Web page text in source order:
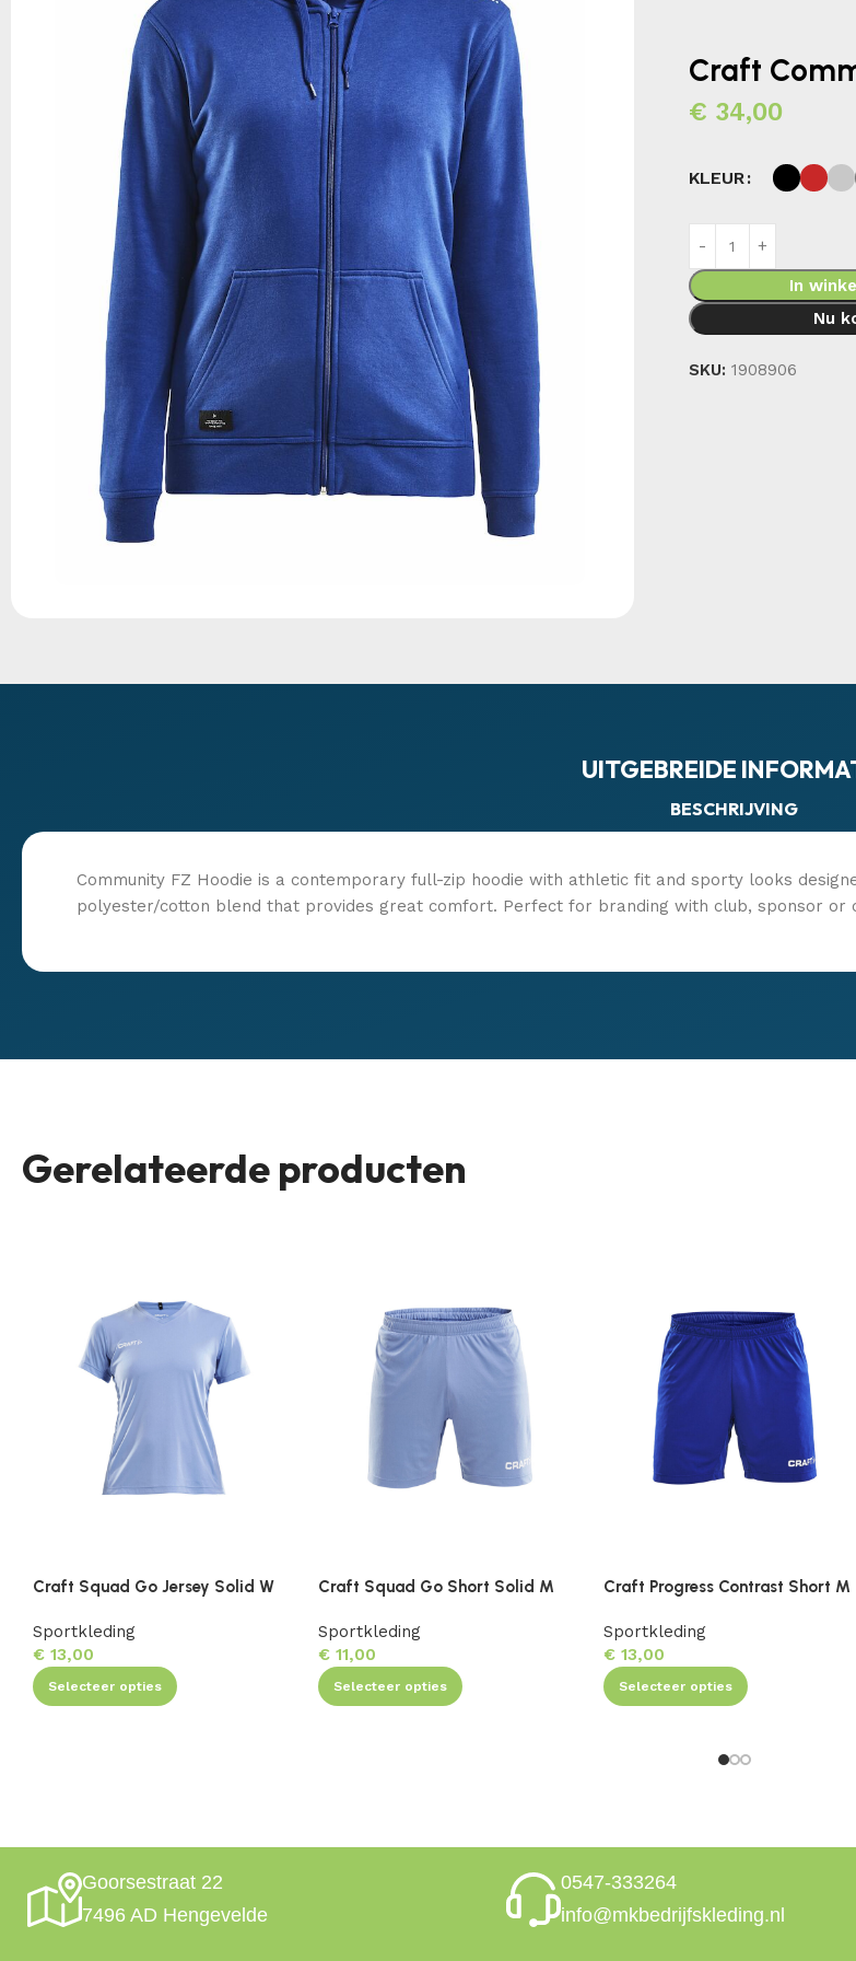
Craft
€ 34,00
KLEUR
In
Nu
SKU: 1908906
UITGEBREIDE
BESCHRIJVING
Community FZ Hoodie is a contemporary full-zip hoodie with athletic fit and sporty looks
polyester/cotton blend that provides great comfort. Perfect for branding with club, sponsor or
Gerelateerde producten
Craft Squad Go Jersey Solid W
Sportkleding
€ 13,00
Selecteer opties
Craft Squad Go Short Solid M
Sportkleding
€11,00
Selecteer opties
Craft Progress Contrast Short M
Sportkleding
€13,00
Selecteer opties
Goorsestraat 22
7496 AD Hengevelde
0547-333264
info@mkbedrijfskleding.nl